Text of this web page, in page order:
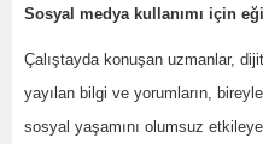
Sosyal medya kullanımı için
Çalıştayda konuşan uzmanlar,
yayılan bilgi ve yorumların,
sosyal yaşamını olumsuz